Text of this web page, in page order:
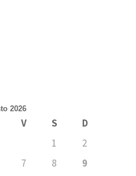
2026
V S
D
1
2
7 8
9